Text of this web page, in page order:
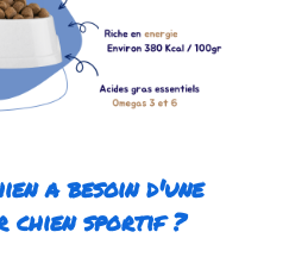
a besoin d'une
chien sportif ?